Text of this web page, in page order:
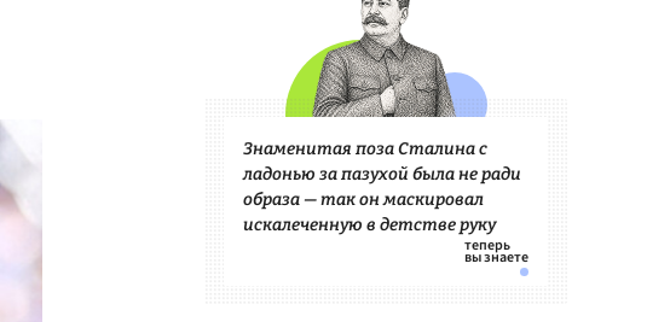
Знаменитая поза Сталина с
ладонью за пазухой была не ради
образа — так он маскировал
искалеченную в детстве руку